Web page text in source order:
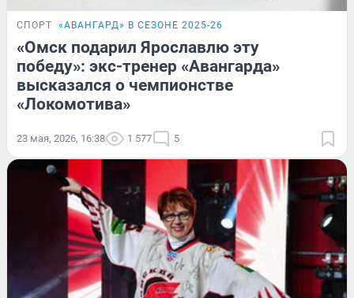
СПОРТ «‎АВАНГАРД» В СЕЗОНЕ 2025-26
«Омск подарил Ярославлю эту
победу»: экс-тренер «Авангарда»
высказался о чемпионстве
«Локомотива»
23 мая, 2026, 16:38 1 577 5